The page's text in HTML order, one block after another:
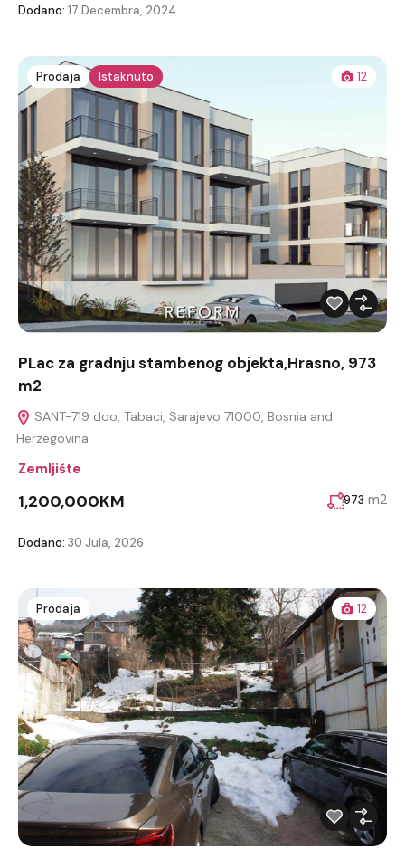
Dodano: 17 Decembra, 2024
Prodaja Istaknuto 12
PLac za gradnju stambenog objekta,Hrasno, 973
m2
SANT-719 doo, Tabaci, Sarajevo 71000, Bosnia and
Herzegovina
Zemljište
1,200,000KM 973 m2
Dodano: 30 Jula, 2026
Prodaja 12